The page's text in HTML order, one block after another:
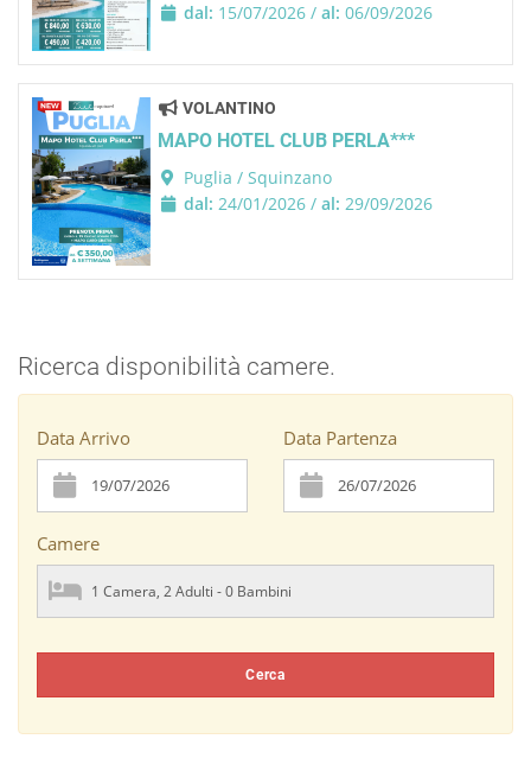
dal: 15/07/2026 / al: 06/09/2026
VOLANTINO
MAPO HOTEL CLUB PERLA***
Puglia / Squinzano
dal: 24/01/2026 / al: 29/09/2026
Ricerca disponibilità camere.
Data Arrivo Data Partenza
Camere
Cerca